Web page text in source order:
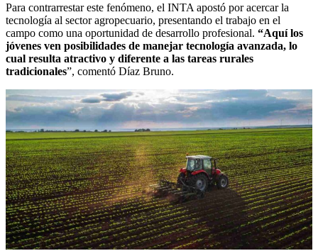
Para contrarrestar este fenómeno, el INTA apostó por acercar la
tecnología al sector agropecuario, presentando el trabajo en el
campo como una oportunidad de desarrollo profesional. “Aquí los
jóvenes ven posibilidades de manejar tecnología avanzada, lo
cual resulta atractivo y diferente a las tareas rurales
tradicionales”, comentó Díaz Bruno.